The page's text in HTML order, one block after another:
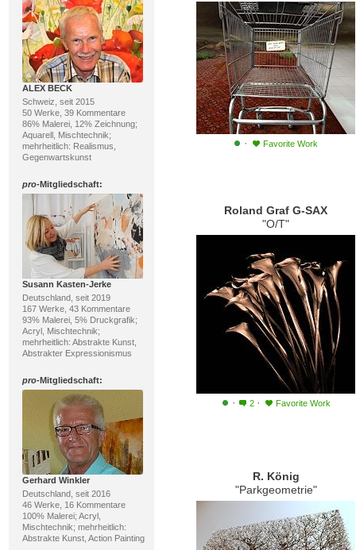
ALEX BECK
Schweiz, seit 2015
50 Werke, 39 Kommentare
86% Malerei, 12% Zeichnung;
Aquarell, Mischtechnik;
mehrheitlich: Realismus,
Gegenwartskunst
pro-Mitgliedschaft:
Susann Kasten-Jerke
Deutschland, seit 2019
167 Werke, 43 Kommentare
93% Malerei, 5% Druckgrafik;
Acryl, Mischtechnik;
mehrheitlich: Abstrakte Kunst,
Abstrakter Expressionismus
pro-Mitgliedschaft:
Gerhard Winkler
Deutschland, seit 2016
46 Werke, 16 Kommentare
100% Malerei; Acryl,
Mischtechnik; mehrheitlich:
Abstrakte Kunst, Action Painting
· Favorite Work
Roland Graf G-SAX
"O/T"
· 2 · Favorite Work
R. König
"Parkgeometrie"